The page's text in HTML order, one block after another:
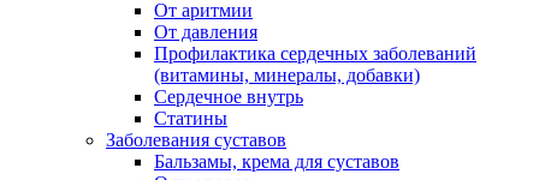
От аритмии
От давления
Профилактика сердечных заболеваний
(витамины, минералы, добавки)
Сердечное внутрь
Статины
Заболевания суставов
Бальзамы, крема для суставов